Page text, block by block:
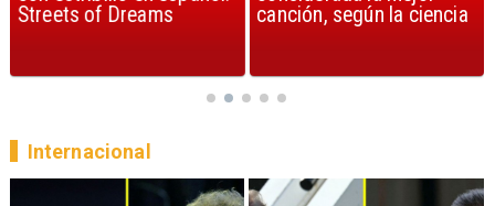
Streets of Dreams
canción, según la ciencia
Internacional